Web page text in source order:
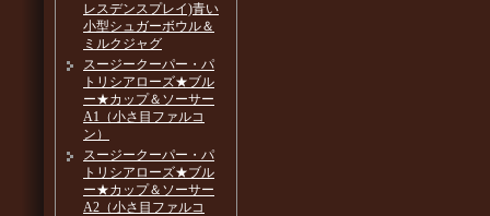
レスデンスプレイ)青い
小型シュガーボウル＆
ミルクジャグ
スージークーパー・パ
トリシアローズ★ブル
ー★カップ＆ソーサー
A1（小さ目ファルコ
ン）
スージークーパー・パ
トリシアローズ★ブル
ー★カップ＆ソーサー
A2（小さ目ファルコ